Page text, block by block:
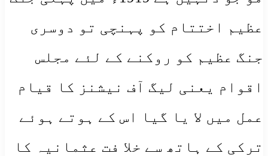
عظیم اختتام کو پہنچی تو دوسری
جنگ عظیم کو روکنے کے لئے مجلس
اقوام یعنی لیگ آف نیشنز کا قیام
عمل میں لا یا گیا اس کے ہوتے ہوئے
ترکی کے ہاتھ سے خلا فت عثمانیہ کا